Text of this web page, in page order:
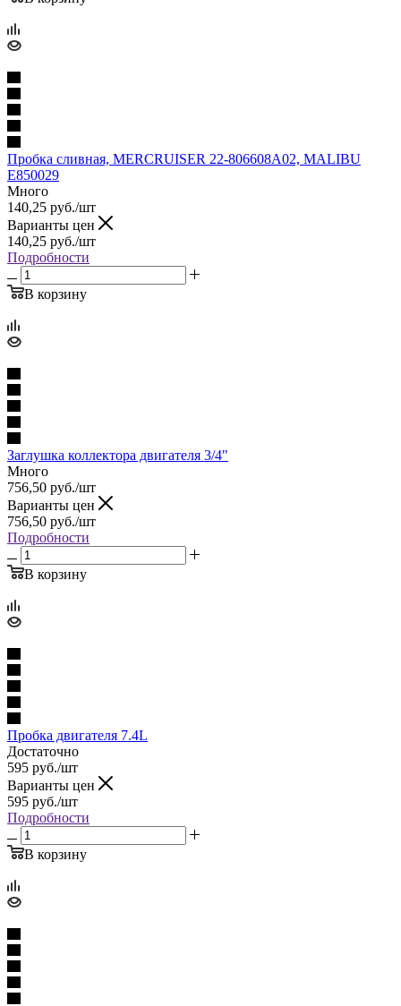
Пробка сливная, MERCRUISER 22-806608A02, MALIBU
E850029
Много
140,25 руб./шт
Варианты цен
140,25 руб./шт
Подробности
В корзину
Заглушка коллектора двигателя 3/4"
Много
756,50 руб./шт
Варианты цен
756,50 руб./шт
Подробности
В корзину
Пробка двигателя 7.4L
Достаточно
595 руб./шт
Варианты цен
595 руб./шт
Подробности
В корзину